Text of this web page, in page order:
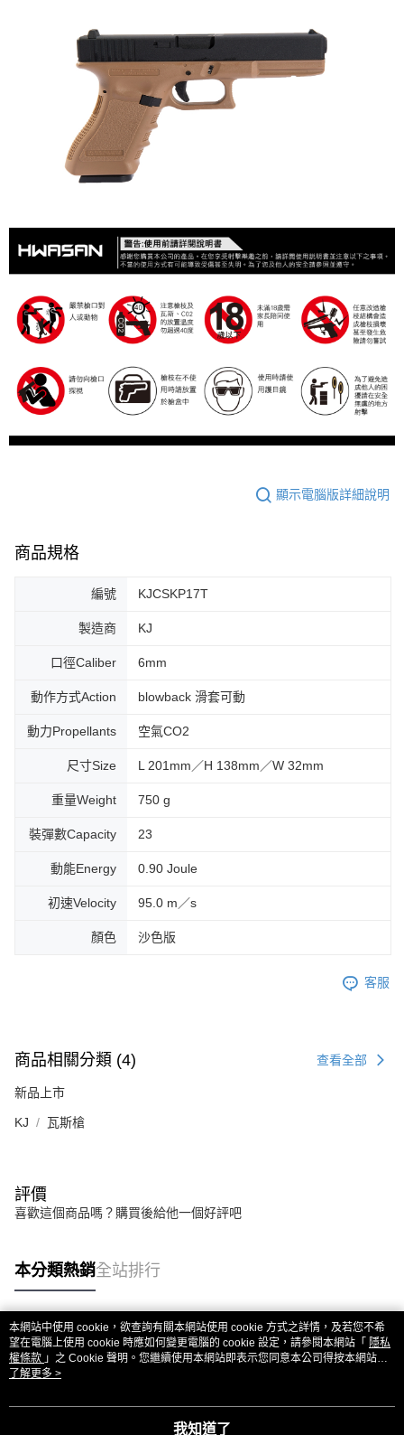
２．關於個人資料處理事宜，請瀏覽以下網址：
https://aftee.tw/terms/#terms3
３．未成年的使用者請事先徵得法定代理人或監護人之同意方可使用
「AFTEE先享後付」，若未經同意申辦者引起之損失，本公司不負相關責
４．使用「AFTEE先享後付」時，將依據個別帳號之用戶狀況，依本公司即
時審查核予不同之上限額度；若仍有額度不足之情形，本公司將視審查結果
請求用戶進行身份認證。
５．嚴禁一人註冊多個帳號或使用他人資訊註冊。若發現惡意使用之情形，
每筆NT$150，滿NT$2,000(含以上)免運費
貨到付款-黑貓
每筆NT$200，滿NT$2,000(含以上)免運費
國家/地區配送
顯示電腦版詳細說明
商品規格
編號 KJCSKP17T
製造商 KJ
口徑Caliber 6mm
動作方式Action blowback 滑套可動
動力Propellants 空氣CO2
尺寸Size L 201mm／H 138mm／W 32mm
重量Weight 750 g
裝彈數Capacity 23
動能Energy 0.90 Joule
初速Velocity 95.0 m／s
顏色 沙色版
客服
商品相關分類 (4) 查看全部
新品上市
KJ 瓦斯槍
評價
喜歡這個商品嗎？購買後給他一個好評吧
本分類熱銷全站排行
熱門標籤
本網站中使用 cookie，欲查詢有關本網站使用 cookie 方式之詳情，及若您不希
望在電腦上使用 cookie 時應如何變更電腦的 cookie 設定，請參閱本網站「 隱私
權條款 」之 Cookie 聲明。您繼續使用本網站即表示您同意本公司得按本網站使
用條款之 Cookie 聲明使用 cookie。
了解更多 >
我知道了